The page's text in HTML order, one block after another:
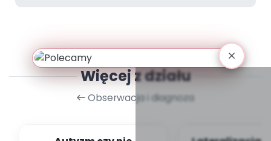
Więcej z działu
Obserwacja i diagnoza